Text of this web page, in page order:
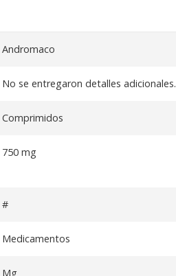
Andromaco
No se entregaron detalles adicionales.
Comprimidos
750 mg
#
Medicamentos
Mg